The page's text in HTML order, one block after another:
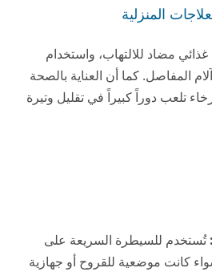
المنزلية
مضاد للالتهاب، واستخدام
المفاصل. كما أن العناية بالصحة
تلعب دوراً كبيراً في تقليل وتيرة
تُستخدم للسيطرة السريعة على
كانت موضعية للقروح أو جهازية